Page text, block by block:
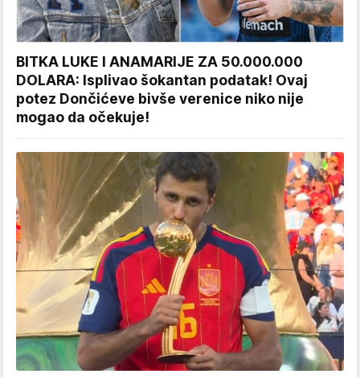
BITKA LUKE I ANAMARIJE ZA 50.000.000
DOLARA: Isplivao šokantan podatak! Ovaj
potez Dončićeve bivše verenice niko nije
mogao da očekuje!